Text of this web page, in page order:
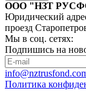
ООО "НЗТ
Юридический
проезд
Мы в соц. сетях:
Подпишись на
Политика